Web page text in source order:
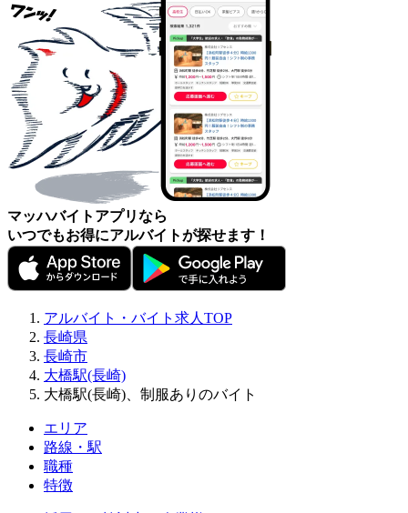
マッハバイトアプリなら
いつでもお得にアルバイトが探せます！
アルバイト・バイト求人TOP
長崎県
長崎市
大橋駅(長崎)
大橋駅(長崎)、制服ありのバイト
エリア
路線・駅
職種
特徴